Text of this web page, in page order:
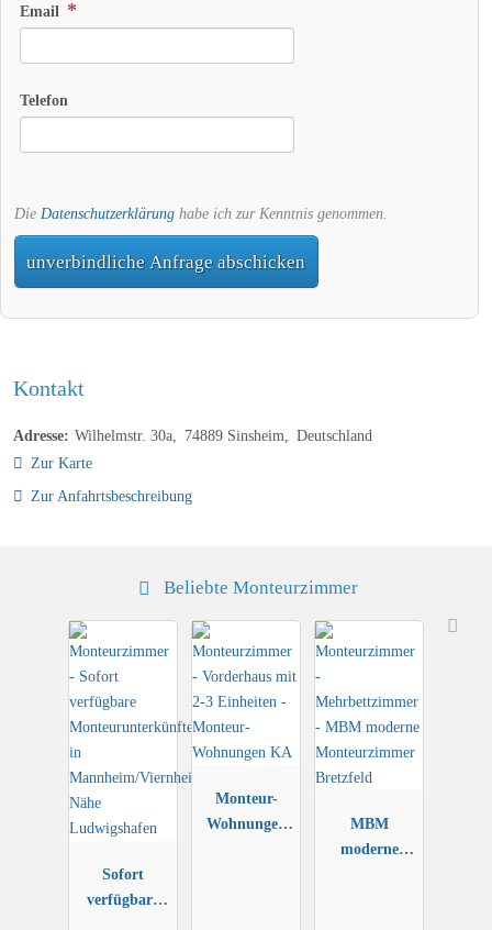
Email
Telefon
Die Datenschutzerklärung habe ich zur Kenntnis genommen.
unverbindliche Anfrage abschicken
Kontakt
Adresse: Wilhelmstr. 30a 74889 Sinsheim
Deutschland
Zur Karte
Zur Anfahrtsbeschreibung
Beliebte Monteurzimmer
Sofort
verfügbare
Monteur-
Wohnungen
MBM
moderne